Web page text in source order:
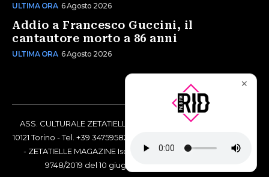
ULTIMA ORA 6 Agosto 2026
Addio a Francesco Guccini, il
cantautore morto a 86 anni
ULTIMA ORA 6 Agosto 2026
ASS. CULTURALE ZETATIELLE OFF via Vittorio Amedeo II, 21 -
10121 Torino - Tel. +39 3475958238 - Codice Fiscale 97883690014
- ZETATIELLE MAGAZINE Iscrizione al Tribunale di Torino n°
9748/2019 del 10 giugno 2019 - RG n. 16073/2019
✕